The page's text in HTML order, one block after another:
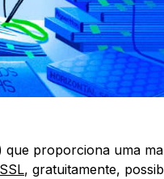
que proporciona uma
, gratuitamente,